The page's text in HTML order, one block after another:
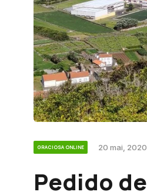
GRACIOSA ONLINE 20 mai,
Pedido